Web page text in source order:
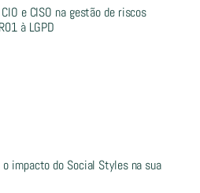
e CISO na gestão de riscos
à LGPD
o impacto do Social Styles na sua